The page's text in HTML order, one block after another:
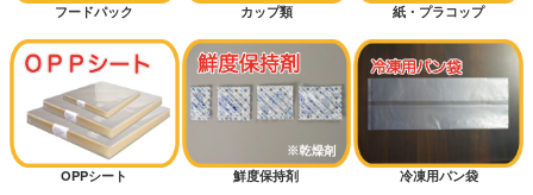
フードパック カップ類 紙・プラコップ
OPPシート 鮮度保持剤 冷凍用パン袋